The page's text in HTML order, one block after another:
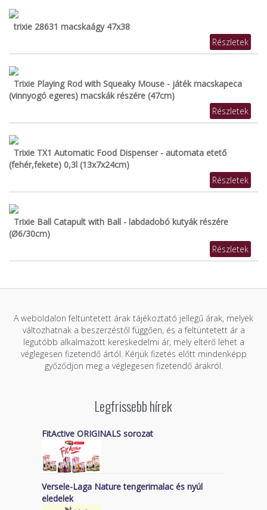
trixie 28631 macskaágy 47x38
Részletek
Trixie Playing Rod with Squeaky Mouse - játék macskapeca
(vinnyogó egeres) macskák részére (47cm)
Részletek
Trixie TX1 Automatic Food Dispenser - automata etető
(fehér,fekete) 0,3l (13x7x24cm)
Részletek
Trixie Ball Catapult with Ball - labdadobó kutyák részére
(Ø6/30cm)
Részletek
A weboldalon feltüntetett árak tájékoztató jellegű árak, melyek
változhatnak a beszerzéstől függően, és a feltüntetett ár a
legutóbb alkalmazott kereskedelmi ár, mely eltérő lehet a
véglegesen fizetendő ártól. Kérjük fizetés előtt mindenképp
győződjön meg a véglegesen fizetendő árakról.
Legfrissebb hírek
FitActive ORIGINALS sorozat
Versele-Laga Nature tengerimalac és nyúl
eledelek